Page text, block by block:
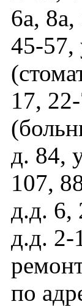
6а,
45-57,
17,
д. 84,
107,
д.д. 6,
д.д. 2-
по